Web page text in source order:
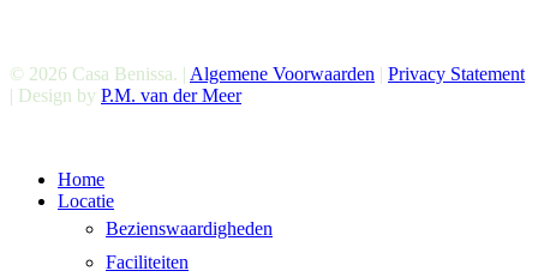
© 2026 Casa Benissa. | Algemene Voorwaarden | Privacy Statement
| Design by P.M. van der Meer
Menu
sluiten
Home
Locatie
Bezienswaardigheden
Faciliteiten